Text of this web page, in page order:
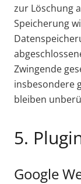
zur Löschung
Speicherung
Zwingende
insbesondere
bleiben
5.
Google